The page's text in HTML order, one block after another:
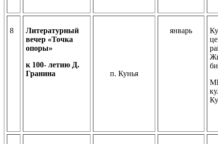
8
Литературный
вечер «Точка
опоры»
к 100- летию Д.
Гранина
п. Кунья
январь